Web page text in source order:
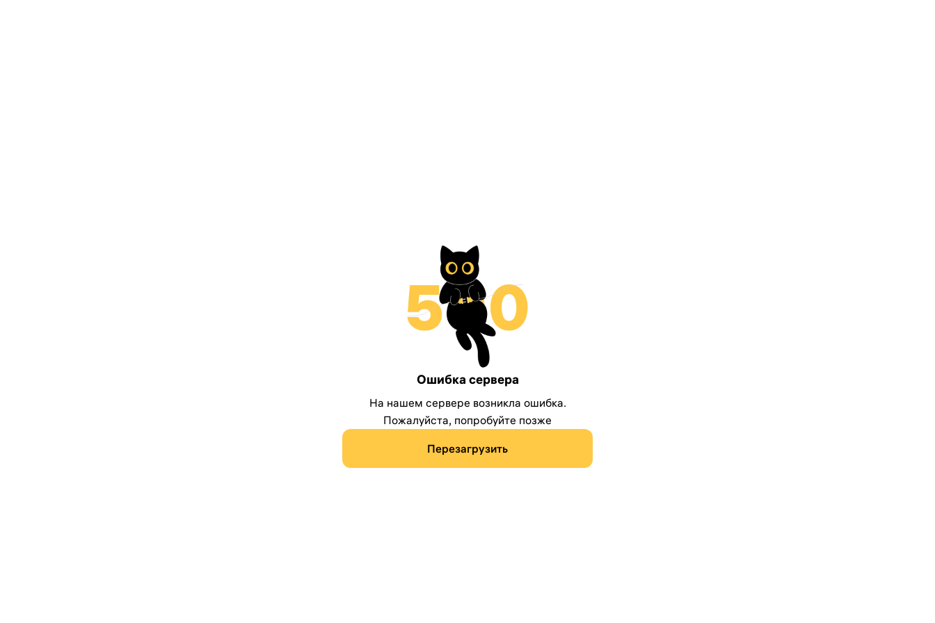
Ошибка сервера
На нашем сервере возникла ошибка.
Пожалуйста, попробуйте позже
Перезагрузить